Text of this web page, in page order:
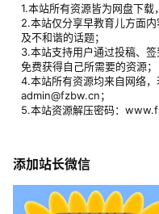
1.本站所有资源皆为网盘下载
2.本站仅分享早教育儿方面
及不和谐的话题；
3.本站支持用户通过投稿、
免费获得自己所需要的资源；
4.本站所有资源均来自网络，
admin@fzbw.cn；
5.本站资源解压密码：
添加站长微信